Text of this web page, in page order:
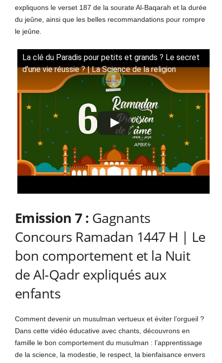
expliquons le verset 187 de la sourate Al-Baqarah et la durée
du jeûne, ainsi que les belles recommandations pour rompre
le jeûne.
La clé du Paradis pour petits et grands ? Le secret
d’une vie réussie ? | La Science de la religion
Emission 7 : Gagnants
Concours Ramadan 1447 H | Le
bon comportement et la Nuit
de Al-Qadr expliqués aux
enfants
Comment devenir un musulman vertueux et éviter l’orgueil ?
Dans cette vidéo éducative avec chants, découvrons en
famille le bon comportement du musulman : l’apprentissage
de la science, la modestie, le respect, la bienfaisance envers